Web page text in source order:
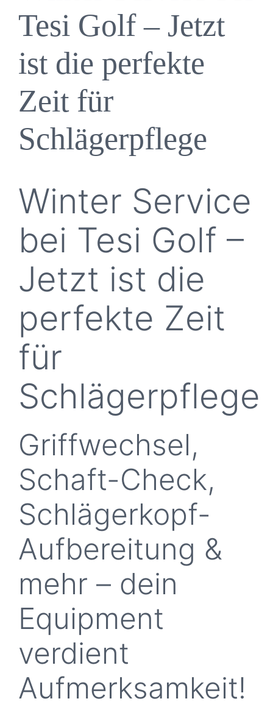
Tesi Golf – Jetzt
ist die perfekte
Zeit für
Schlägerpflege
Winter Service
bei Tesi Golf –
Jetzt ist die
perfekte Zeit
für
Schlägerpflege
Griffwechsel,
Schaft-Check,
Schlägerkopf-
Aufbereitung &
mehr – dein
Equipment
verdient
Aufmerksamkeit!